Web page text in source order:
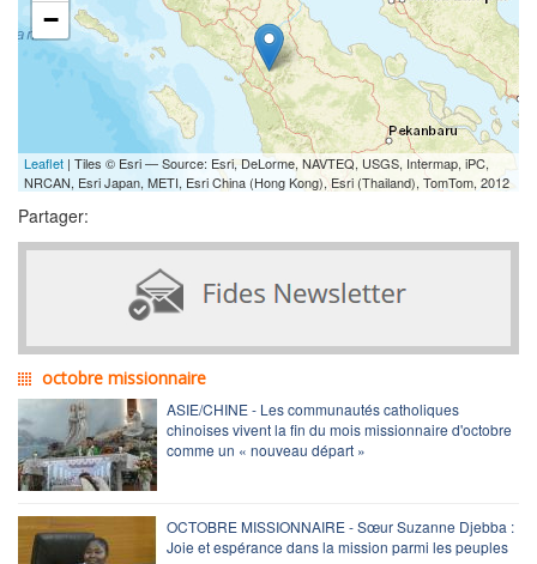
−
Leaflet | Tiles © Esri — Source: Esri, DeLorme, NAVTEQ, USGS, Intermap, iPC,
NRCAN, Esri Japan, METI, Esri China (Hong Kong), Esri (Thailand), TomTom, 2012
Partager:
octobre missionnaire
ASIE/CHINE - Les communautés catholiques
chinoises vivent la fin du mois missionnaire d'octobre
comme un « nouveau départ »
OCTOBRE MISSIONNAIRE - Sœur Suzanne Djebba :
Joie et espérance dans la mission parmi les peuples